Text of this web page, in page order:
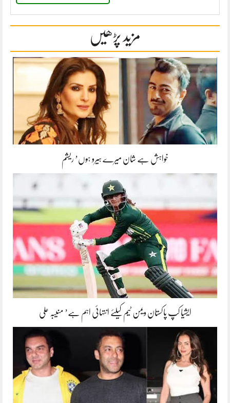
مزید پڑھیں
خواہش ہے شان میرے ہیرو ہوں’ ریشم
ایشیا کپ پاکستان ویمن ٹیم کیلئے انتہائی اہم ہے’ منیبہ علی